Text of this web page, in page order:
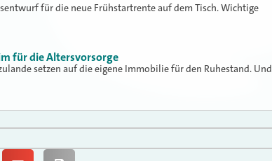
für die neue Frühstartrente auf dem Tisch. Wichtige
für die Altersvorsorge
setzen auf die eigene Immobilie für den Ruhestand. Und